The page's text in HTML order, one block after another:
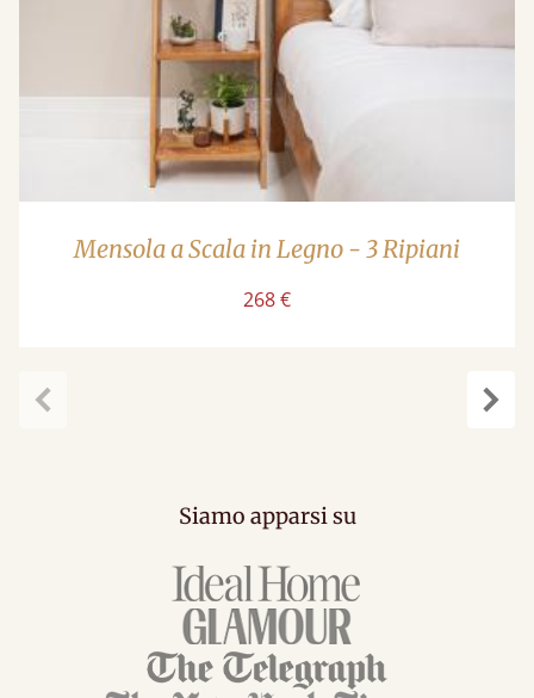
Mensola a Scala in Legno - 3 Ripiani
268 €
Siamo apparsi su